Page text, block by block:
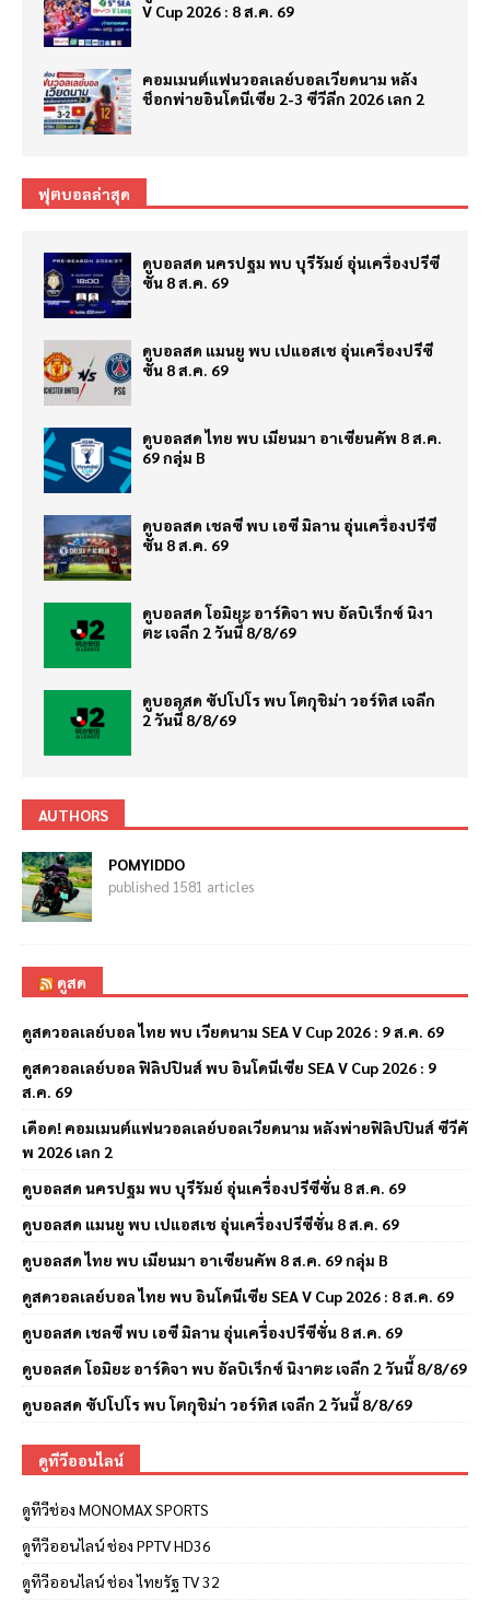
V Cup 2026 : 8 ส.ค. 69
คอมเมนต์แฟนวอลเลย์บอลเวียดนาม หลัง
ช็อกพ่ายอินโดนีเซีย 2-3 ซีวีลีก 2026 เลก 2
ฟุตบอลล่าสุด
ดูบอลสด นครปฐม พบ บุรีรัมย์ อุ่นเครื่องปรีซี
ซั่น 8 ส.ค. 69
ดูบอลสด แมนยู พบ เปแอสเช อุ่นเครื่องปรีซี
ซั่น 8 ส.ค. 69
ดูบอลสด ไทย พบ เมียนมา อาเซียนคัพ 8 ส.ค.
69 กลุ่ม B
ดูบอลสด เชลซี พบ เอซี มิลาน อุ่นเครื่องปรีซี
ซั่น 8 ส.ค. 69
ดูบอลสด โอมิยะ อาร์ดิจา พบ อัลบิเร็กซ์ นิงา
ตะ เจลีก 2 วันนี้ 8/8/69
ดูบอลสด ซัปโปโร พบ โตกุชิม่า วอร์ทิส เจลีก
2 วันนี้ 8/8/69
AUTHORS
POMYIDDO
published 1581 articles
ดูสด
ดูสดวอลเลย์บอล ไทย พบ เวียดนาม SEA V Cup 2026 : 9 ส.ค. 69
ดูสดวอลเลย์บอล ฟิลิปปินส์ พบ อินโดนีเซีย SEA V Cup 2026 : 9
ส.ค. 69
เดือด! คอมเมนต์แฟนวอลเลย์บอลเวียดนาม หลังพ่ายฟิลิปปินส์ ซีวีคั
พ 2026 เลก 2
ดูบอลสด นครปฐม พบ บุรีรัมย์ อุ่นเครื่องปรีซีซั่น 8 ส.ค. 69
ดูบอลสด แมนยู พบ เปแอสเช อุ่นเครื่องปรีซีซั่น 8 ส.ค. 69
ดูบอลสด ไทย พบ เมียนมา อาเซียนคัพ 8 ส.ค. 69 กลุ่ม B
ดูสดวอลเลย์บอล ไทย พบ อินโดนีเซีย SEA V Cup 2026 : 8 ส.ค. 69
ดูบอลสด เชลซี พบ เอซี มิลาน อุ่นเครื่องปรีซีซั่น 8 ส.ค. 69
ดูบอลสด โอมิยะ อาร์ดิจา พบ อัลบิเร็กซ์ นิงาตะ เจลีก 2 วันนี้ 8/8/69
ดูบอลสด ซัปโปโร พบ โตกุชิม่า วอร์ทิส เจลีก 2 วันนี้ 8/8/69
ดูทีวีออนไลน์
ดูทีวีช่อง MONOMAX SPORTS
ดูทีวีออนไลน์ ช่อง PPTV HD36
ดูทีวีออนไลน์ ช่อง ไทยรัฐ TV 32